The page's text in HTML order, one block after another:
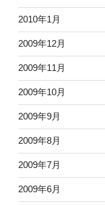
2010年1月
2009年12月
2009年11月
2009年10月
2009年9月
2009年8月
2009年7月
2009年6月